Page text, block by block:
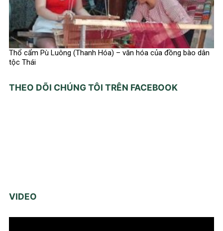
Thổ cẩm Pù Luông (Thanh Hóa) – văn hóa của đồng bào dân
tộc Thái
THEO DÕI CHÚNG TÔI TRÊN FACEBOOK
VIDEO